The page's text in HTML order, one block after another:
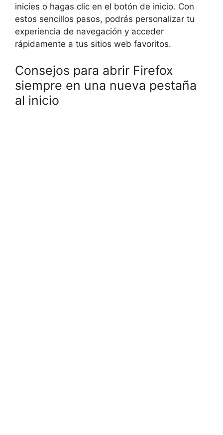
inicies o hagas clic en el botón de inicio. Con
estos sencillos pasos, podrás personalizar tu
experiencia de navegación y acceder
rápidamente a tus sitios web favoritos.
Consejos para abrir Firefox
siempre en una nueva pestaña
al inicio